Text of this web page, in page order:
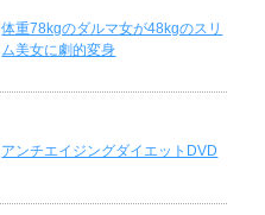
体重78kgのダルマ女が48kgのスリ
ム美女に劇的変身
アンチエイジングダイエットDVD